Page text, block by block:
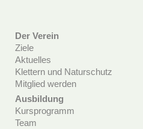
Der Verein
Ziele
Aktuelles
Klettern und Naturschutz
Mitglied werden
Ausbildung
Kursprogramm
Team